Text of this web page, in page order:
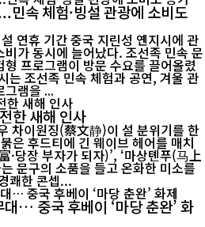
민속 체험·빙설 관광에 소비도
연휴 기간 중국 지린성 옌지시에 관
가 동시에 늘어났다. 조선족 민속 문
프로그램이 방문 수요를 끌어올렸
그램을 ...
한 새해 인사
차이원징(蔡文静)이 설 분위기를 한
은 후드티에 긴 웨이브 헤어를 매치
·당장 부자가 되자)’, ‘마상톈푸(马上
문구의 소품을 들고 온화한 미소를
쾌한 콘셉...
… 중국 후베이 ‘마당 춘완’ 화